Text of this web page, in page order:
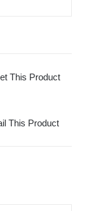
This Product
This Product